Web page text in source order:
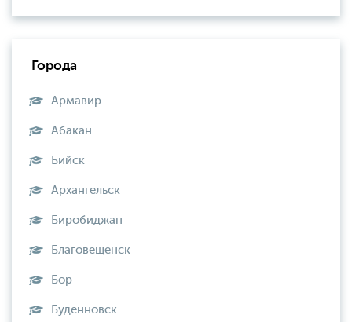
Города
Армавир
Абакан
Бийск
Архангельск
Биробиджан
Благовещенск
Бор
Буденновск